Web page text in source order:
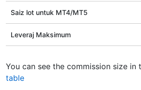
Saiz lot untuk MT4/MT5
Leveraj Maksimum
You can see the commission size in
table